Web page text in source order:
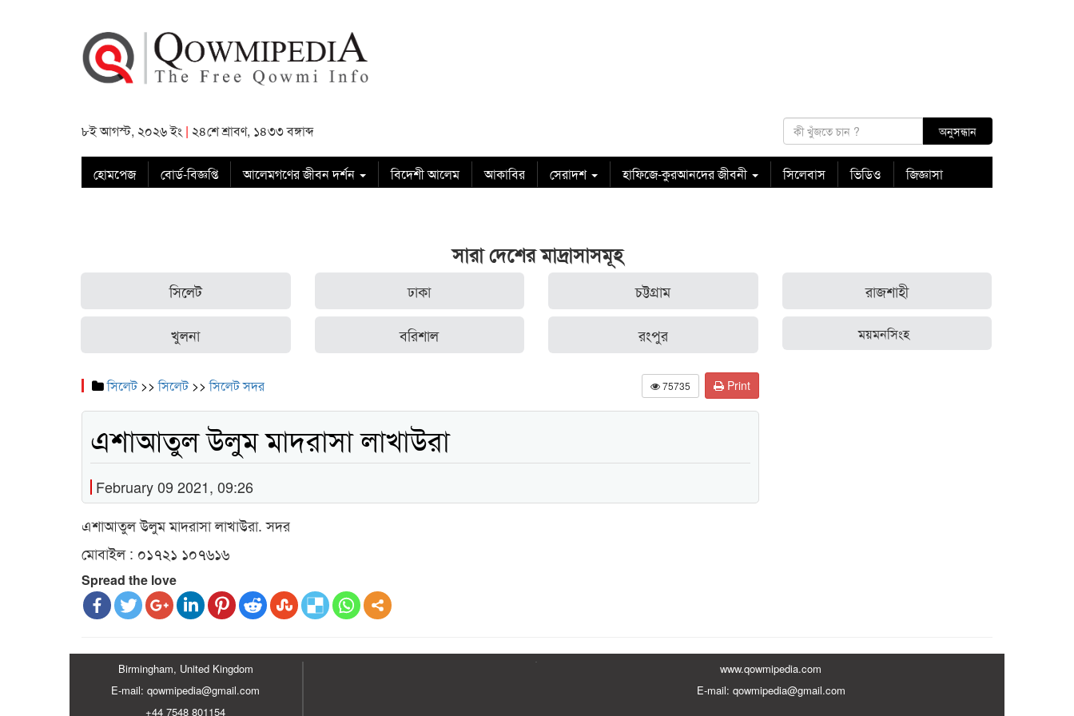
৮ই আগস্ট, ২০২৬ ইং | ২৪শে শ্রাবণ, ১৪৩৩ বঙ্গাব্দ
হোমপেজ বোর্ড-বিজ্ঞপ্তি আলেমগণের জীবন দর্শন বিদেশী আলেম আকাবির সেরাদশ হাফিজে-কুরআনদের জীবনী সিলেবাস ভিডিও জিজ্ঞাসা
সারা দেশের মাদ্রাসাসমূহ
সিলেট ঢাকা চট্টগ্রাম রাজশাহী
খুলনা বরিশাল রংপুর ময়মনসিংহ
সিলেট>>সিলেট>>সিলেট সদর 75735 Print
এশাআতুল উলুম মাদরাসা লাখাউরা
February 09 2021, 09:26
এশাআতুল উলুম মাদরাসা লাখাউরা. সদর
মোবাইল : ০১৭২১ ১০৭৬১৬
Spread the love
Birmingham, United Kingdom
E-mail: qowmipedia@gmail.com
+44 7548 801154
www.qowmipedia.com
E-mail: qowmipedia@gmail.com